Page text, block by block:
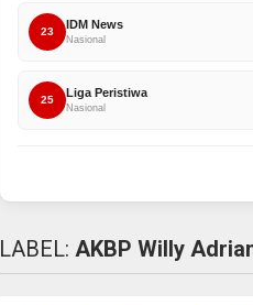
23
IDM News
Nasional
25
Liga Peristiwa
Nasional
LABEL: AKBP Willy